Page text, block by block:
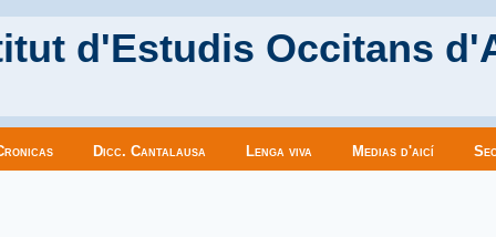
d'Estudis Occitans
Dicc. Cantalausa Lenga viva Medias d'aicí